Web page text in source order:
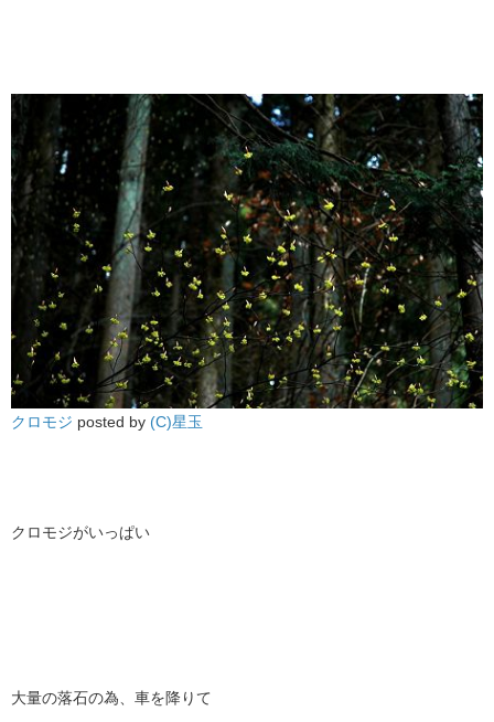
クロモジ posted by (C)星玉
クロモジがいっぱい
大量の落石の為、車を降りて